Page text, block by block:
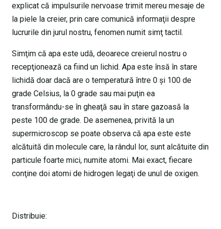
explicat că impulsurile nervoase trimit mereu mesaje de
la piele la creier, prin care comunică informaţii despre
lucrurile din jurul nostru, fenomen numit simţ tactil.
Simţim că apa este udă, deoarece creierul nostru o
recepţionează ca fiind un lichid. Apa este însă în stare
lichidă doar dacă are o temperatură între 0 şi 100 de
grade Celsius, la 0 grade sau mai puţin ea
transformându-se în gheaţă sau în stare gazoasă la
peste 100 de grade. De asemenea, privită la un
supermicroscop se poate observa că apa este este
alcătuită din molecule care, la rândul lor, sunt alcătuite din
particule foarte mici, numite atomi. Mai exact, fiecare
conţine doi atomi de hidrogen legaţi de unul de oxigen.
Distribuie: